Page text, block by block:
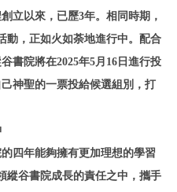
以來，已歷3年。相同時期，
動，正如火如荼地進行中。配合
書院將在2025年5月16日進行投
神聖的一票投給候選組別，打
年能夠擁有更加理想的學習
縱谷書院成長的責任之中，攜手